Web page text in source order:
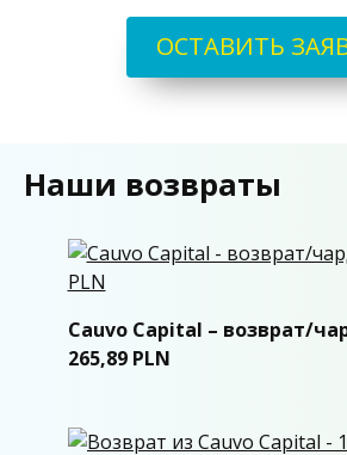
ОСТАВИТЬ
Наши возвраты
Cauvo Capital – возврат/
265,89 PLN